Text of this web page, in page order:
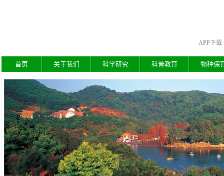
APP下载
首页 关于我们 科学研究 科普教育 物种保